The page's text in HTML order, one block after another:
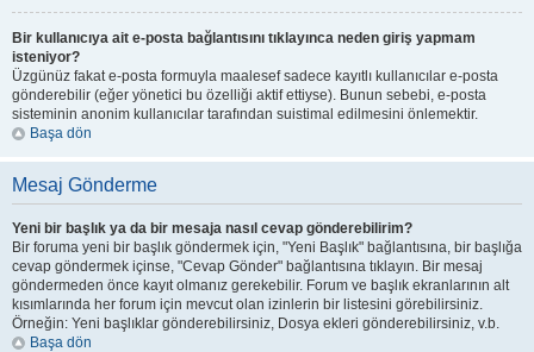
Bir kullanıcıya ait e-posta bağlantısını tıklayınca neden giriş yapmam
isteniyor?
Üzgünüz fakat e-posta formuyla maalesef sadece kayıtlı kullanıcılar e-posta
gönderebilir (eğer yönetici bu özelliği aktif ettiyse). Bunun sebebi, e-posta
sisteminin anonim kullanıcılar tarafından suistimal edilmesini önlemektir.
Başa dön
Mesaj Gönderme
Yeni bir başlık ya da bir mesaja nasıl cevap gönderebilirim?
Bir foruma yeni bir başlık göndermek için, "Yeni Başlık" bağlantısına, bir başlığa
cevap göndermek içinse, "Cevap Gönder" bağlantısına tıklayın. Bir mesaj
göndermeden önce kayıt olmanız gerekebilir. Forum ve başlık ekranlarının alt
kısımlarında her forum için mevcut olan izinlerin bir listesini görebilirsiniz.
Örneğin: Yeni başlıklar gönderebilirsiniz, Dosya ekleri gönderebilirsiniz, v.b.
Başa dön